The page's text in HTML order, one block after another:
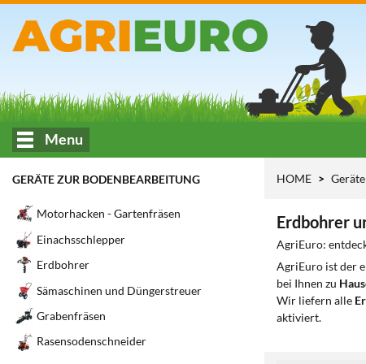
Menu
GERÄTE ZUR BODENBEARBEITUNG
Motorhacken - Gartenfräsen
Einachsschlepper
Erdbohrer
Sämaschinen und Düngerstreuer
Grabenfräsen
Rasensodenschneider
HOME
Erdbohrer
AgriEuro:
AgriEuro ist der
bei Ihnen zu
Wir liefern alle
aktiviert.